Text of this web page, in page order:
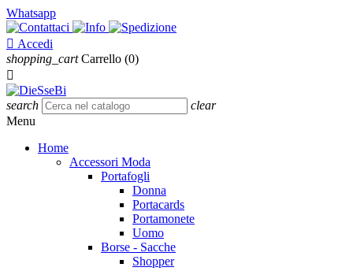
Whatsapp
 Accedi
shopping_cart Carrello (0)

search
clear
Menu
Home
Accessori Moda
Portafogli
Donna
Portacards
Portamonete
Uomo
Borse - Sacche
Shopper